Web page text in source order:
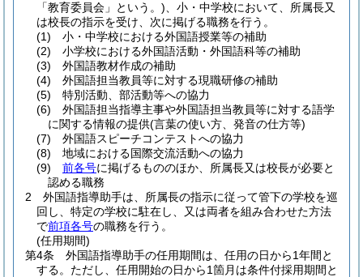
「教育委員会」という。) 、小・中学校において、所属長又
は校長の指示を受け、次に掲げる職務を行う。
(1)
小・中学校における外国語授業等の補助
(2)
小学校における外国語活動・外国語科等の補助
(3)
外国語教材作成の補助
(4)
外国語担当教員等に対する現職研修の補助
(5)
特別活動、部活動等への協力
(6)
外国語担当指導主事や外国語担当教員等に対する語学
に関する情報の提供(言葉の使い方、発音の仕方等)
(7)
外国語スピーチコンテストへの協力
(8)
地域における国際交流活動への協力
(9)
前各号に掲げるもののほか、所属長又は校長が必要と
認める職務
2
外国語指導助手は、所属長の指示に従って管下の学校を巡
回し、特定の学校に駐在し、又は両者を組み合わせた方法
で前項各号の職務を行う。
(任用期間)
第4条
外国語指導助手の任用期間は、任用の日から1年間と
する。 ただし、任用開始の日から1箇月は条件付採用期間と